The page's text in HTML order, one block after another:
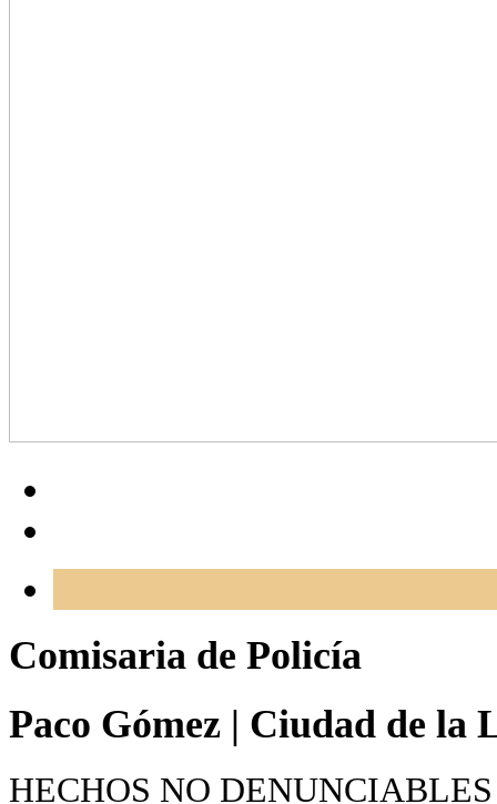
Comisaria de Policía
Paco Gómez | Ciudad de la
HECHOS NO